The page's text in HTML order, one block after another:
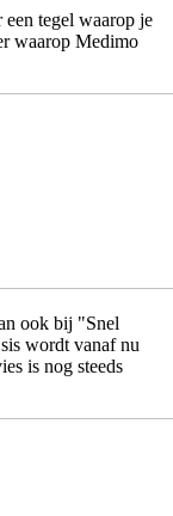
tegel waarop je
waarop Medimo
ook bij "Snel
wordt vanaf nu
is nog steeds